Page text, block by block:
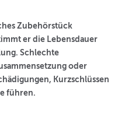
Zubehörstück
er die Lebensdauer
Schlechte
oder
Kurzschlüssen
führen.